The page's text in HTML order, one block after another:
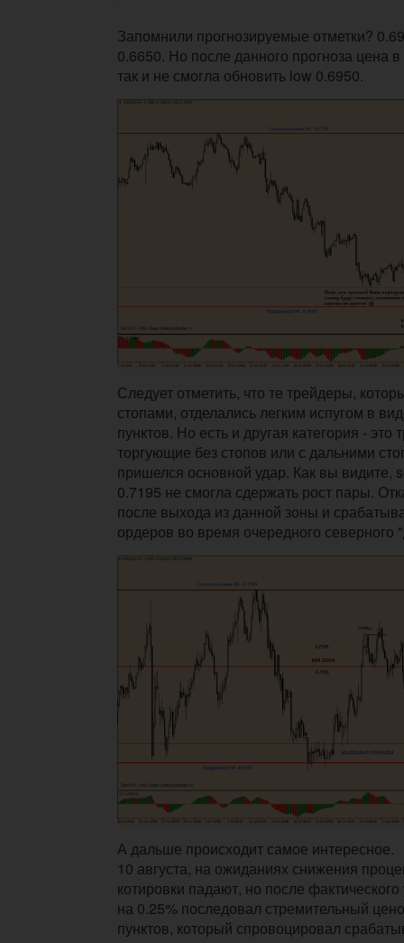
Запомнили прогнозируемые отметки?
0.6650. Но после данного прогноза цена
так и не смогла обновить low 0.6950.
Следует отметить, что те трейдеры,
стопами, отделались легким испугом в
пунктов. Но есть и другая категория - это
торгующие без стопов или с дальними
пришелся основной удар. Как вы видите,
0.7195 не смогла сдержать рост пары.
после выхода из данной зоны и
ордеров во время очередного северного
А дальше происходит самое интересное.
10 августа, на ожиданиях снижения
котировки падают, но после
на 0.25% последовал стремительный
пунктов, который спровоцировал